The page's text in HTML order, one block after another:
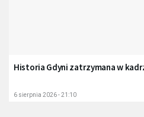
Historia Gdyni zatrzymana w
6 sierpnia 2026 - 21:10